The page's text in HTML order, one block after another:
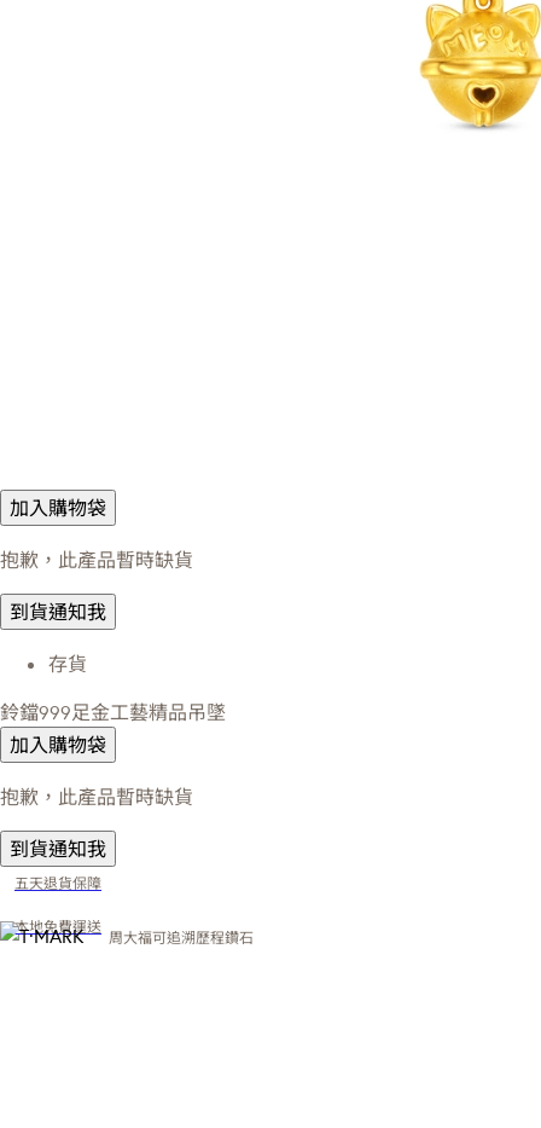
加入購物袋
抱歉，此產品暫時缺貨
到貨通知我
存貨
鈴鐺999足金工藝精品吊墜
加入購物袋
抱歉，此產品暫時缺貨
到貨通知我
五天退貨保障
本地免費運送
周大福可追溯歷程鑽石